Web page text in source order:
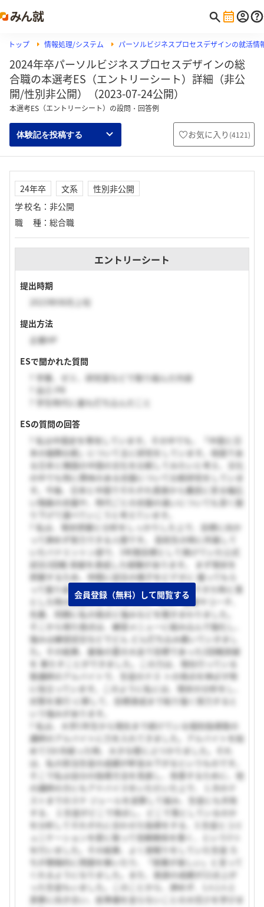
トップ 情報処理/システム パーソルビジネスプロセスデザインの就活情
2024年卒パーソルビジネスプロセスデザインの総
合職の本選考ES（エントリーシート）詳細（非公
開/性別非公開）（2023-07-24公開）
本選考ES（エントリーシート）の設問・回答例
体験記を投稿する お気に入り (4121)
24年卒 文系
性別非公開
学校名 ： 非公開
職種 ： 総合職
エントリーシート
提出時期
2023年08月上旬
提出方法
企業HP
ESで聞かれた質問
? 学業、ゼミ、研究室などで取り組んだ内容
? 自己 PR
? 学生時代に最も打ち込んだこと
ESの質問の回答
? 私は中国史を専攻しています。その中でも、「中国と日
本の服飾比較」について主に研究をしています。母国であ
る日本と隣国の中国の文化を比較してみたいと考え、文化
の中でも特に興味のある衣服について比較研究をしていま
す。今後、日本と中国でそれぞれ貴族から農民に至る幅広
い階級の衣服や、時代ごとの衣服の違いについても深く掘
り下げて調べていこうと考えています。
? 私は、現状把握と分析をしっかりした上で、目標に向か
って諦めず努力できる人間です。 高校生の時に所属して
いたバドミントン部で、3年間目標として掲げていた公式
試合2回戦 突破を達成した経験があります。 まず現状を
把握するため、仲間に試合の様子をビデオに 撮ってもら
って振り返るようにしました。そして、得点できた時と落
とした時の原因を分 析しました。 また、監督やコーチ、
先輩、同期に私の弱点と強みなどを聞きまわりました。
そこから得た弱点は、練習メニューに組み込んで強化し、
強みは練習試合などでどん どん打ち込み磨いていきまし
た。その結果、最後の夏の大会で目標であった2回戦突破
を 果たすことができました。この力は、現在行っている
塾講師のアルバイトで、生徒のテス トの得点を伸ばす時
に役立っています。このように私には、現状の分析をし、
対策を実行 に移して、目標達成まで粘り強く努力すると
いう強みがあります。
? 私は、大学1年生から現在まで続けている個別指導塾の
講師のアルバイトに力を入れてきました。アルバイトを始
めて3か月経った時、大きな壁にぶつかりました。それ
は、私の担当生徒の成績が軒並み下がるというものです。
そこで私は自分の指導方法を見直し、改善するために、他
の講師の方にもアドバイスをいただいた上で、 1.次のテ
ストまでのスケ ジュールを逆算して組み、生徒にも共有
する、 2.生徒がどこで得点し、どこで落としているのか
を分析してそれぞれに合わせた指導をする、3.生徒とコミ
ュニケーションを密に取って信頼関係を築く、という3つ
を行いました。その結果、よく居眠りをしていた生徒 た
ちが積極的に問題を解いたり、「授業が楽しい」と言って
くれるようになりました。また、英語の成績が22点上が
った生徒もいました。このことから、諦めず、1人1人と
真摯に向き合い、前準備を怠らないことの大切さを学びま
会員登録（無料）して閲覧する